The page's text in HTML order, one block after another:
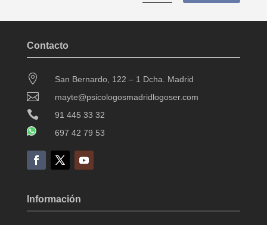
Contacto
 San Bernardo, 122 – 1 Dcha. Madrid
 mayte@psicologosmadridlogoser.com

91 445 33 32
697 42 79 53
Información